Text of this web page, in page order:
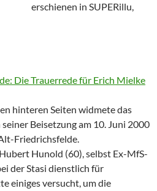
erschienen in SUPERillu,
Die Trauerrede für Erich Mielke
hinteren Seiten widmete das
Beisetzung am 10. Juni 2000
Friedrichsfelde.
Hunold (60), selbst Ex-MfS-
der Stasi dienstlich für
einiges versucht, um die